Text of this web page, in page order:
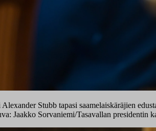
Stubb tapasi saamelaiskäräjien
Jaakko Sorvaniemi/Tasavallan presidentin